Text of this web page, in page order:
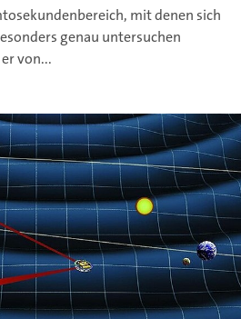
mit denen sich
genau untersuchen
von...